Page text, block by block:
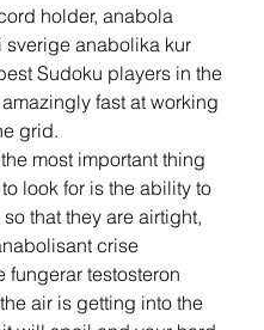
holder, anabola
sverige anabolika kur
Sudoku players in the
fast at working
grid.
most important thing
look for is the ability to
that they are airtight,
crise
fungerar testosteron
air is getting into the